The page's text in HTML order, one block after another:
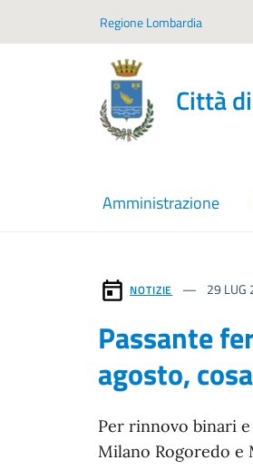
Regione Lombardia
Città
Amministrazione
NOTIZIE 29 LUG
Passante
agosto,
Per rinnovo binari
Milano Rogoredo e